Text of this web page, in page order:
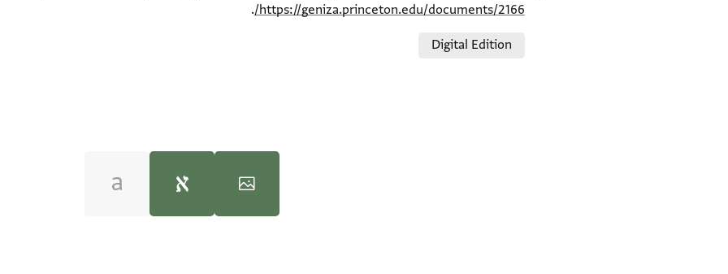
https://geniza.princeton.edu/documents/2166/
.
Digital Edition